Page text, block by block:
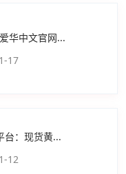
华中文官网...
17
台：现货黄...
12